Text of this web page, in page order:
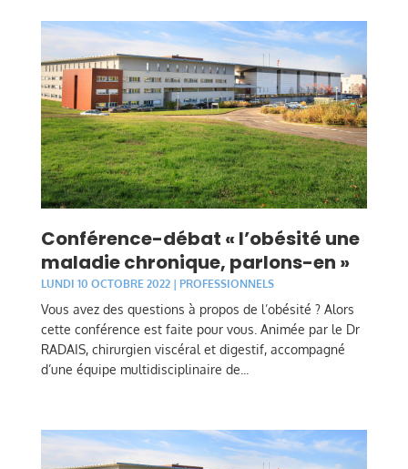
Conférence-débat « l’obésité une
maladie chronique, parlons-en »
LUNDI 10 OCTOBRE 2022| PROFESSIONNELS
Vous avez des questions à propos de l’obésité ? Alors
cette conférence est faite pour vous. Animée par le Dr
RADAIS, chirurgien viscéral et digestif, accompagné
d’une équipe multidisciplinaire de...